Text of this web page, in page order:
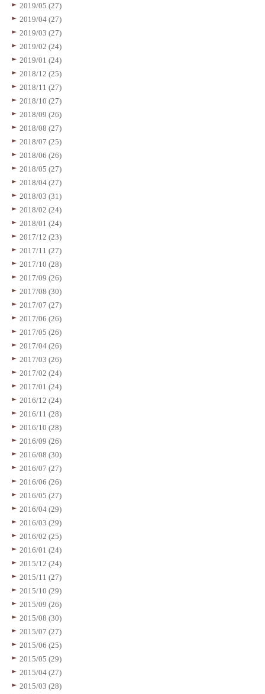
2019/05 (27)
2019/04 (27)
2019/03 (27)
2019/02 (24)
2019/01 (24)
2018/12 (25)
2018/11 (27)
2018/10 (27)
2018/09 (26)
2018/08 (27)
2018/07 (25)
2018/06 (26)
2018/05 (27)
2018/04 (27)
2018/03 (31)
2018/02 (24)
2018/01 (24)
2017/12 (23)
2017/11 (27)
2017/10 (28)
2017/09 (26)
2017/08 (30)
2017/07 (27)
2017/06 (26)
2017/05 (26)
2017/04 (26)
2017/03 (26)
2017/02 (24)
2017/01 (24)
2016/12 (24)
2016/11 (28)
2016/10 (28)
2016/09 (26)
2016/08 (30)
2016/07 (27)
2016/06 (26)
2016/05 (27)
2016/04 (29)
2016/03 (29)
2016/02 (25)
2016/01 (24)
2015/12 (24)
2015/11 (27)
2015/10 (29)
2015/09 (26)
2015/08 (30)
2015/07 (27)
2015/06 (25)
2015/05 (29)
2015/04 (27)
2015/03 (28)